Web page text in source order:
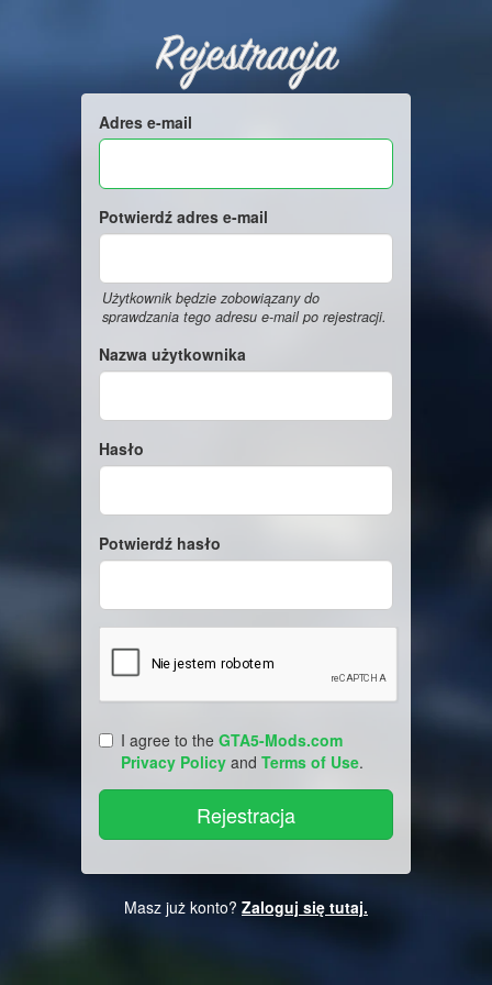
Rejestracja
Adres e-mail
Potwierdź adres e-mail
Użytkownik będzie zobowiązany do
sprawdzania tego adresu e-mail po rejestracji.
Nazwa użytkownika
Hasło
Potwierdź hasło
I agree to the GTA5-Mods.com
Privacy Policy and Terms of Use.
Masz już konto? Zaloguj się tutaj.